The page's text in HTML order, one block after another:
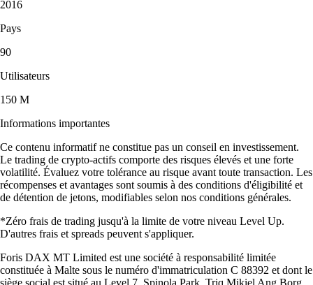
2016
Pays
90
Utilisateurs
150 M
Informations importantes
Ce contenu informatif ne constitue pas un conseil en investissement.
Le trading de crypto-actifs comporte des risques élevés et une forte
volatilité. Évaluez votre tolérance au risque avant toute transaction. Les
récompenses et avantages sont soumis à des conditions d'éligibilité et
de détention de jetons, modifiables selon nos conditions générales.
*Zéro frais de trading jusqu'à la limite de votre niveau Level Up.
D'autres frais et spreads peuvent s'appliquer.
Foris DAX MT Limited est une société à responsabilité limitée
constituée à Malte sous le numéro d'immatriculation C 88392 et dont le